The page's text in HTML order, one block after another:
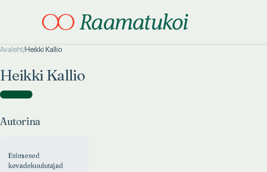
Avaleht/Heikki Kallio
Heikki Kallio
Autorina )
Autorina
Esimesed
kevadekuulutajad